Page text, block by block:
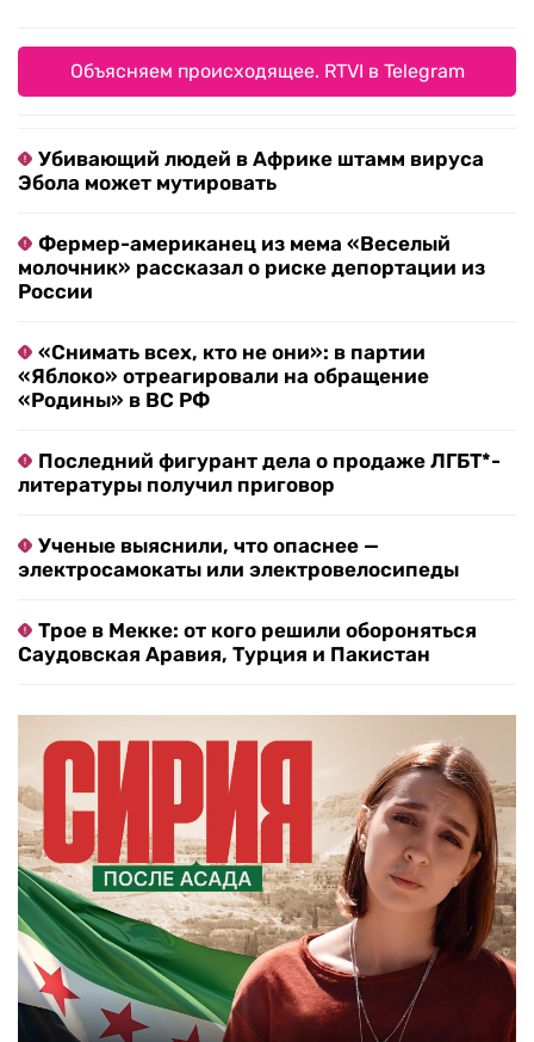
Объясняем происходящее. RTVI в Telegram
Убивающий людей в Африке штамм вируса
Эбола может мутировать
Фермер-американец из мема «Веселый
молочник» рассказал о риске депортации из
России
«Снимать всех, кто не они»: в партии
«Яблоко» отреагировали на обращение
«Родины» в ВС РФ
Последний фигурант дела о продаже ЛГБТ*-
литературы получил приговор
Ученые выяснили, что опаснее —
электросамокаты или электровелосипеды
Трое в Мекке: от кого решили обороняться
Саудовская Аравия, Турция и Пакистан